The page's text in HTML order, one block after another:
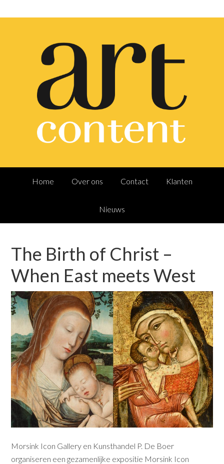
Home Over ons Contact Klanten
Nieuws
The Birth of Christ –
When East meets West
Morsink Icon Gallery en Kunsthandel P. De Boer
organiseren een gezamenlijke expositie Morsink Icon